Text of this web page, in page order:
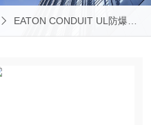
EATON CONDUIT UL防爆管件